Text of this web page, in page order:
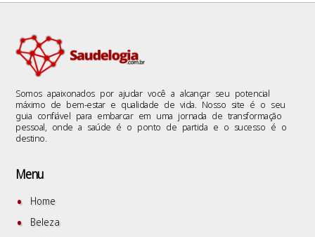
Somos apaixonados por ajudar você a alcançar seu potencial
máximo de bem-estar e qualidade de vida. Nosso site é o seu
guia confiável para embarcar em uma jornada de transformação
pessoal, onde a saúde é o ponto de partida e o sucesso é o
destino.
Menu
Home
Beleza